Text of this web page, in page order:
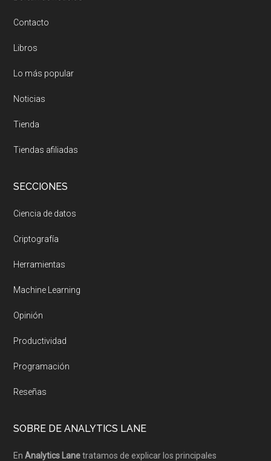
Contacto
Libros
Lo más popular
Noticias
Tienda
Tiendas afiliadas
SECCIONES
Ciencia de datos
Criptografía
Herramientas
Machine Learning
Opinión
Productividad
Programación
Reseñas
SOBRE DE ANALYTICS LANE
EnAnalytics Lanetratamos de explicar los principales